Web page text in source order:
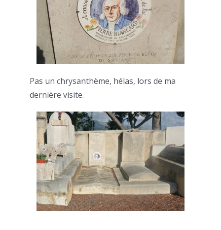
Pas un chrysanthème, hélas, lors de ma
dernière visite.